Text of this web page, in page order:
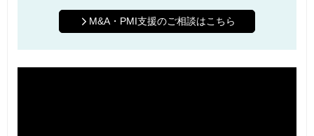
M&A・PMI支援のご相談はこちら